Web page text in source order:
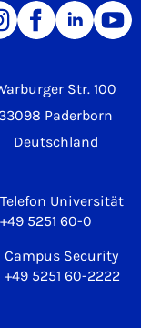
Str. 100
33098 Paderborn
Deutschland
Telefon Universität
+49 5251 60-0
Campus Security
+49 5251 60-2222